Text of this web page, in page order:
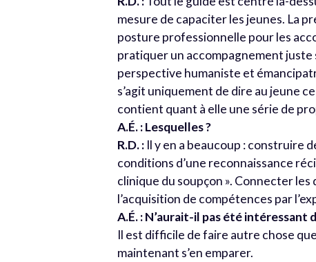
mesure de capaciter les jeunes. La
posture professionnelle pour les
pratiquer un accompagnement
perspective humaniste et
s’agit uniquement de dire au jeune
contient quant à elle une série de
A.É. : Lesquelles ?
R.D. : Il y en a beaucoup : construire
conditions d’une reconnaissance
clinique du soupçon ». Connecter
l’acquisition de compétences par
A.É. : N’aurait-il pas été
Il est difficile de faire autre chose
maintenant s’en emparer.